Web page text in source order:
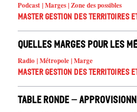
Podcast | Marges | Zone des possibles
Master Gestion des territoires
Quelles marges pour les
Radio | Métropole | Marge
Master Gestion des territoires
Table Ronde –